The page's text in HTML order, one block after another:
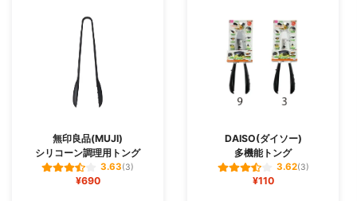
無印良品(MUJI)
シリコーン調理用トング
3.63(3)
¥690
DAISO(ダイソー)
多機能トング
3.62(3)
¥110